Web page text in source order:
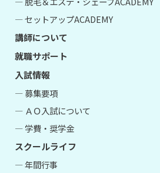
― セットアップACADEMY
講師について
就職サポート
入試情報
― 募集要項
― ＡＯ入試について
― 学費・奨学金
スクールライフ
― 年間行事